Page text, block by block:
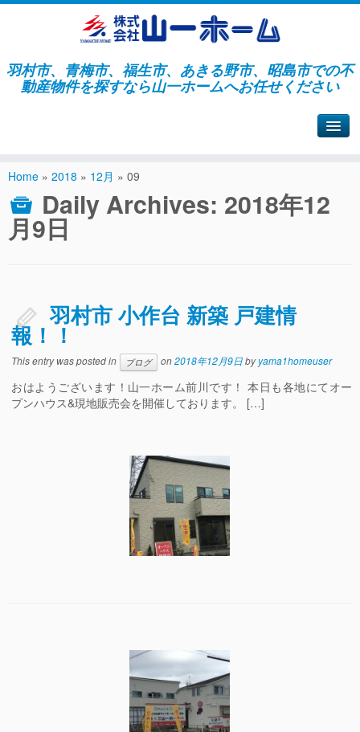
羽村市、青梅市、福生市、あきる野市、昭島市での不
動産物件を探すなら山一ホームへお任せください
Home » 2018 » 12月 » 09
Daily Archives: 2018年12
月9日
羽村市 小作台 新築 戸建情
報！！
This entry was posted in ブログ on2018年12月9日byyama1homeuser
おはようございます！山一ホーム前川です！ 本日も各地にてオー
プンハウス&現地販売会を開催しております。 […]